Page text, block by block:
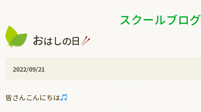
スクールブログ
おはしの日
2022/09/21
皆さんこんにちは